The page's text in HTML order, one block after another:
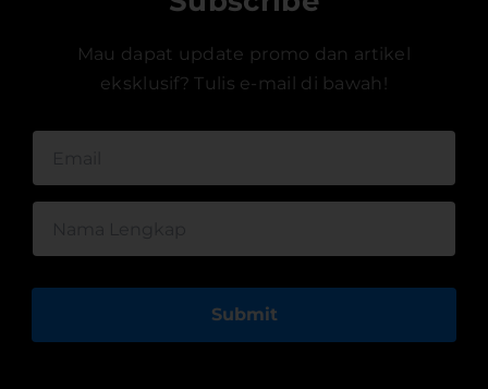
Mau dapat update promo dan artikel
eksklusif? Tulis e-mail di bawah!
Submit